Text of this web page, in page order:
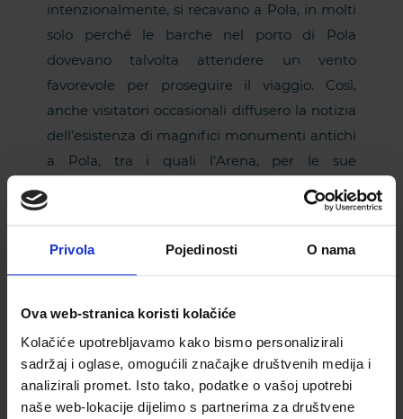
Privola Pojedinosti O nama
Ova web-stranica koristi kolačiće
Kolačiće upotrebljavamo kako bismo personalizirali
sadržaj i oglase, omogućili značajke društvenih medija i
analizirali promet. Isto tako, podatke o vašoj upotrebi
naše web-lokacije dijelimo s partnerima za društvene
intenzionalmente, si recavano a Pola, in molti
solo perché le barche nel porto di Pola
dovevano talvolta attendere un vento
favorevole per proseguire il viaggio. Così,
anche visitatori occasionali diffusero la notizia
dell’esistenza di magnifici monumenti antichi
a Pola, tra i quali l’Arena, per le sue
dimensioni e il suo stato di conservazione,
aveva certamente lo status di marchio di
Oggi l’Arena è un’attrazione turistica di
300.000 visitatori all’anno ed è conosciuta
come una sala concerti all’aperto dove si sono
esibiti alcuni artisti di livello mondiale.